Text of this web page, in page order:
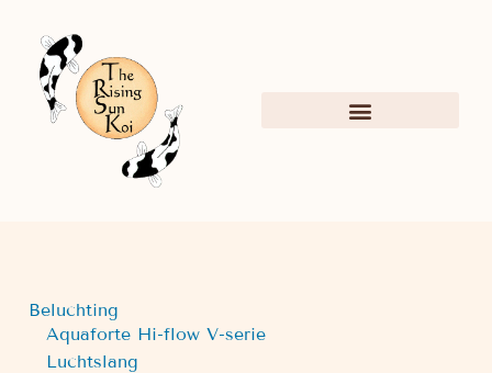
Beluchting
Aquaforte Hi-flow V-serie
Luchtslang